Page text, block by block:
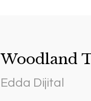
Woodland
Edda Dijital